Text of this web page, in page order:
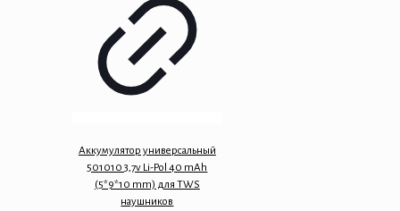
Аккумулятор универсальный
501010 3,7v Li-Pol 40 mAh
(5*9*10 mm) для TWS
наушников